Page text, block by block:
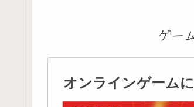
ゲー
オンラインゲーム